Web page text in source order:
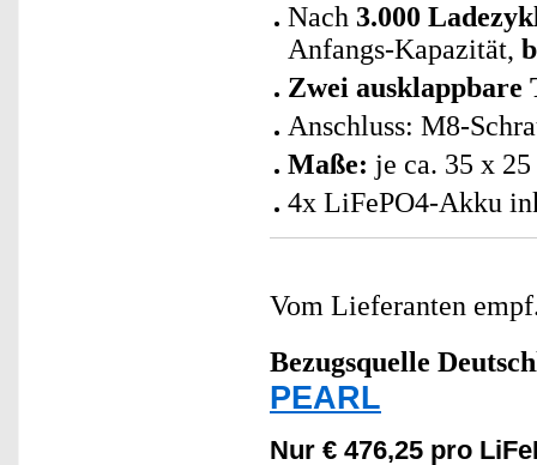
Nach 3.000
Anfangs-Kapazität,
Zwei ausklappbare
Anschluss: M8-
Maße: je ca. 35 x
4x LiFePO4-Akku
Vom Lieferanten
Bezugsquelle
PEARL
Nur € 476,25 pro